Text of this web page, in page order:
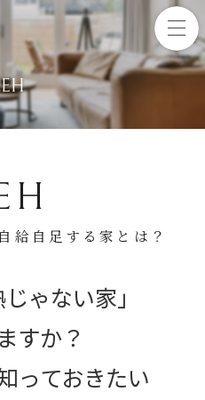
給自足する家とは？
ゃない家」
すか？
っておきたい